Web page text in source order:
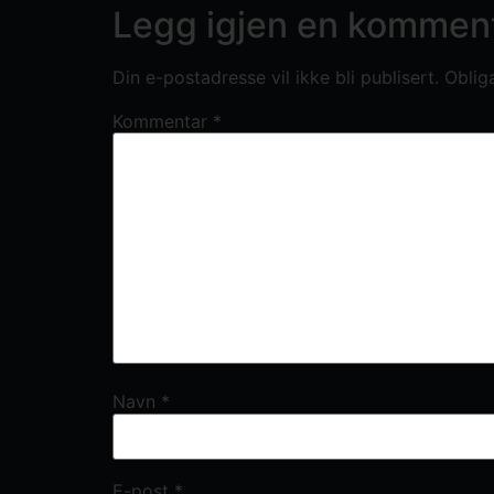
Legg igjen en
Din e-postadresse vil ikke bli publisert.
Kommentar *
Navn *